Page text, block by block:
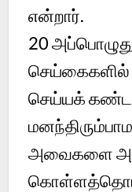
என்றார்.
20
செய்யக்
அவைகளை